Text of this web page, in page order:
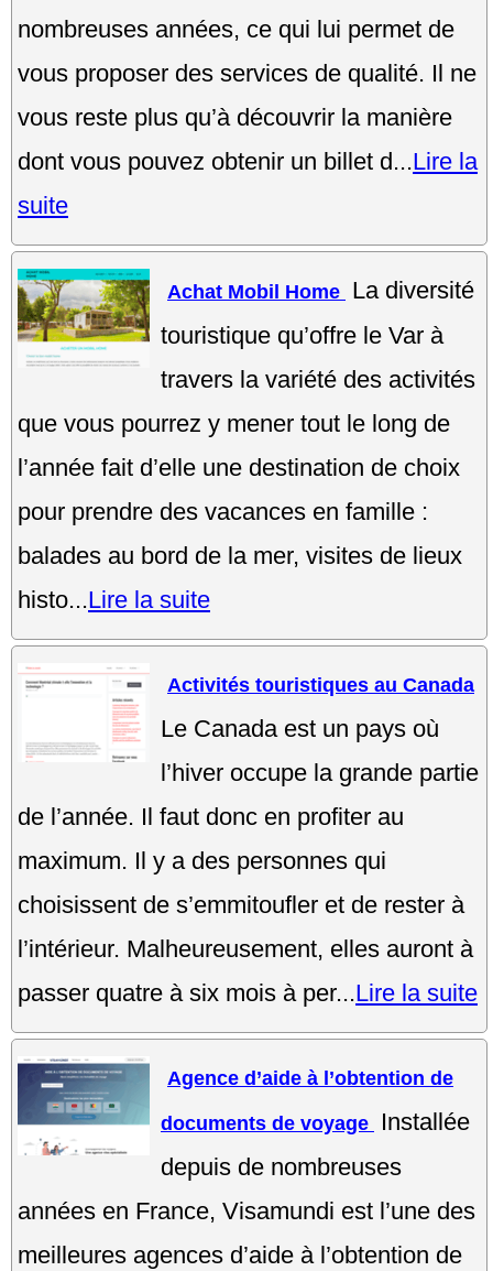
nombreuses années, ce qui lui permet de
vous proposer des services de qualité. Il ne
vous reste plus qu’à découvrir la manière
dont vous pouvez obtenir un billet d...Lire la
suite
Achat Mobil Home La diversité
touristique qu’offre le Var à
travers la variété des activités
que vous pourrez y mener tout le long de
l’année fait d’elle une destination de choix
pour prendre des vacances en famille :
balades au bord de la mer, visites de lieux
histo...Lire la suite
Activités touristiques au Canada
Le Canada est un pays où
l’hiver occupe la grande partie
de l’année. Il faut donc en profiter au
maximum. Il y a des personnes qui
choisissent de s’emmitoufler et de rester à
l’intérieur. Malheureusement, elles auront à
passer quatre à six mois à per...Lire la suite
Agence d’aide à l’obtention de
documents de voyage
Installée
depuis de nombreuses
années en France, Visamundi est l’une des
meilleures agences d’aide à l’obtention de